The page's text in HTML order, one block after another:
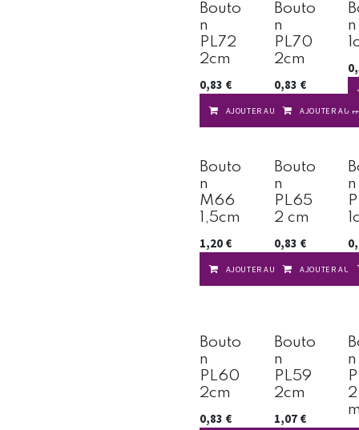
Bouto
n
PL72
2cm
0,83 €
AJOUTER AU PANIER
Bouto
n
PL70
2cm
0,83 €
AJOUTER AU
n
Bouto
n
M66
1,5cm
1,20 €
AJOUTER AU PANIER
Bouto
n
PL65
2 cm
0,83 €
AJOUTER AU
n
Bouto
n
PL60
2cm
0,83 €
Bouto
n
PL59
2cm
1,07€
n
m